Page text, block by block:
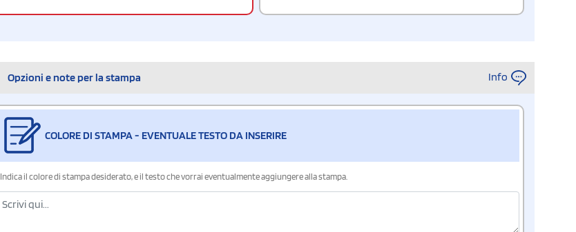
Opzioni e note per la stampa Info
COLORE DI STAMPA - EVENTUALE TESTO DA INSERIRE
Indica il colore di stampa desiderato, e il testo che vorrai eventualmente aggiungere alla stampa.